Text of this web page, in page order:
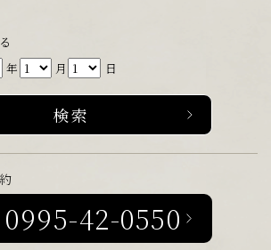
年 月 日
0995-42-0550